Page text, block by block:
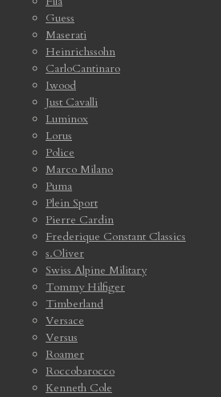
Guess
Maserati
Heinrichssohn
CarloCantinaro
Iwood
Just Cavalli
Luminox
Lorus
Police
Marco Milano
Puma
Plein Sport
Pierre Cardin
Frederique Constant Classics
s.Oliver
Swiss Alpine Military
Tommy Hilfiger
Timberland
Versace
Versus
Roamer
Roccobarocco
Kenneth Cole